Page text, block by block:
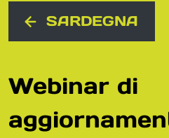
SARDEGNA
Webinar di